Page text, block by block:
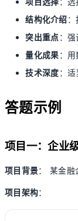
结构化介绍
突出重点 ：
量化成果：
技术深度：
答题示例
项目一：企业
项目背景： 某金融
项目架构：